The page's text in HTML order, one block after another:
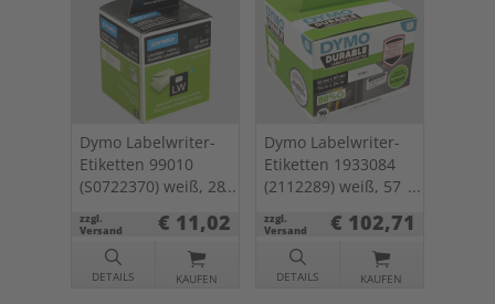
Dymo Labelwriter-
Etiketten 99010
(S0722370) weiß, 28
zzgl.
Versand
€ 11,02
DETAILS KAUFEN
Dymo Labelwriter-
Etiketten 1933084
(2112289) weiß, 57
zzgl.
Versand
€ 102,71
DETAILS KAUFEN